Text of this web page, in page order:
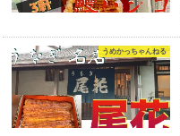
うめかっちゃんねる